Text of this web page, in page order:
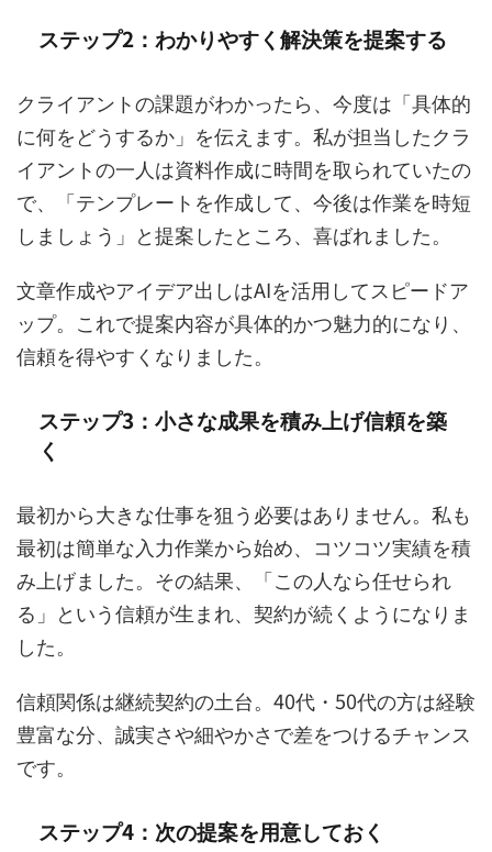
ステップ2：わかりやすく解決策を提案する
クライアントの課題がわかったら、今度は「具体的
に何をどうするか」を伝えます。私が担当したクラ
イアントの一人は資料作成に時間を取られていたの
で、「テンプレートを作成して、今後は作業を時短
しましょう」と提案したところ、喜ばれました。
文章作成やアイデア出しはAIを活用してスピードア
ップ。これで提案内容が具体的かつ魅力的になり、
信頼を得やすくなりました。
ステップ3：小さな成果を積み上げ信頼を築
く
最初から大きな仕事を狙う必要はありません。私も
最初は簡単な入力作業から始め、コツコツ実績を積
み上げました。その結果、「この人なら任せられ
る」という信頼が生まれ、契約が続くようになりま
した。
信頼関係は継続契約の土台。40代・50代の方は経験
豊富な分、誠実さや細やかさで差をつけるチャンス
です。
ステップ4：次の提案を用意しておく